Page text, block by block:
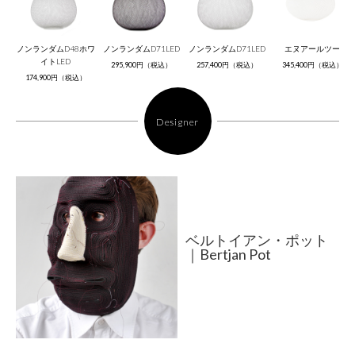
ノンランダムD48ホワ
イトLED
174,900円（税込）
ノンランダムD71LED
295,900円（税込）
ノンランダムD71LED
257,400円（税込）
エヌアールツー
345,400円（税込）
Designer
ベルトイアン・ポット
｜Bertjan Pot